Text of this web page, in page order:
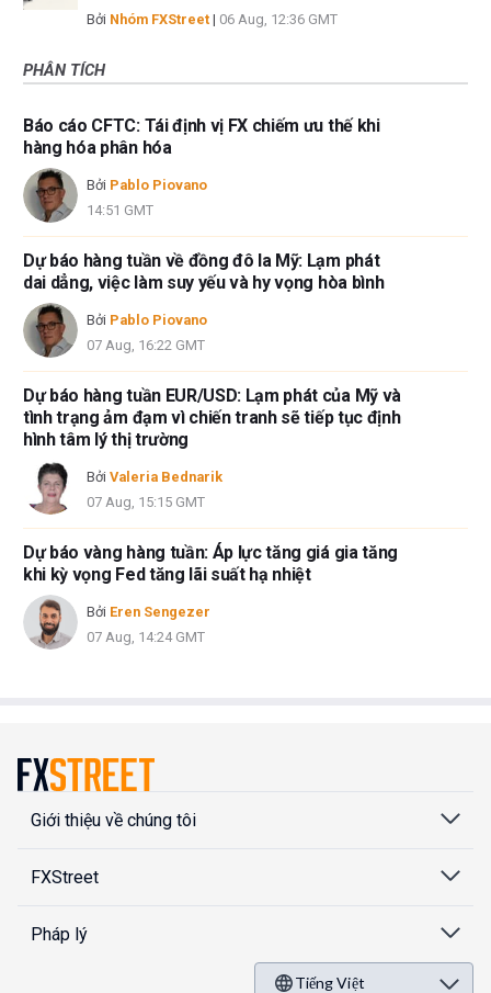
Bởi Nhóm FXStreet | 06 Aug, 12:36 GMT
PHÂN TÍCH
Báo cáo CFTC: Tái định vị FX chiếm ưu thế khi
hàng hóa phân hóa
Bởi Pablo Piovano
14:51 GMT
Dự báo hàng tuần về đồng đô la Mỹ: Lạm phát
dai dẳng, việc làm suy yếu và hy vọng hòa bình
Bởi Pablo Piovano
07 Aug, 16:22 GMT
Dự báo hàng tuần EUR/USD: Lạm phát của Mỹ và
tình trạng ảm đạm vì chiến tranh sẽ tiếp tục định
hình tâm lý thị trường
Bởi Valeria Bednarik
07 Aug, 15:15 GMT
Dự báo vàng hàng tuần: Áp lực tăng giá gia tăng
khi kỳ vọng Fed tăng lãi suất hạ nhiệt
Bởi Eren Sengezer
07 Aug, 14:24 GMT
Giới thiệu về chúng tôi
FXStreet
Pháp lý
Tiếng Việt